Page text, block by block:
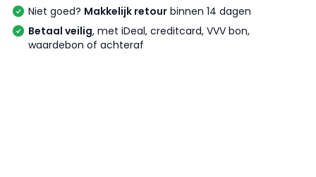
Niet goed? Makkelijk retour binnen 14 dagen
Betaal veilig, met iDeal, creditcard, VVV bon,
waardebon of achteraf